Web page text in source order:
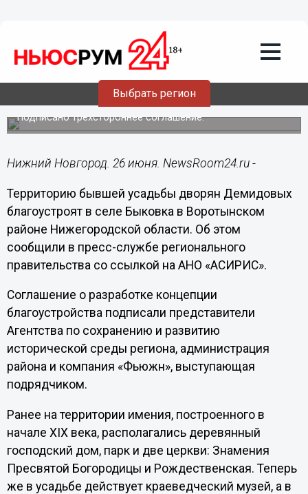
Выбрать регион
26.06.202313:26
Бывшую усадьбу дворян Демидовых
благоустроят в Воротынском районе
Подписано трехстороннее соглашение.
Нижний Новгород. 26 июня. NewsRoom24.ru -
Территорию бывшей усадьбы дворян Демидовых
благоустроят в селе Быковка в Воротынском
районе Нижегородской области. Об этом
сообщили в пресс-службе регионального
правительства со ссылкой на АНО «АСИРИС».
Соглашение о разработке концепции
благоустройства подписали представители
Агентства по сохранению и развитию
исторической среды региона, администрация
района и компания «Фьюжн», выступающая
подрядчиком.
Ранее на территории имения, построенного в
начале XIX века, располагались деревянный
господский дом, парк и две церкви: Знамения
Пресвятой Богородицы и Рождественская. Теперь
же в усадьбе действует краеведческий музей, а в